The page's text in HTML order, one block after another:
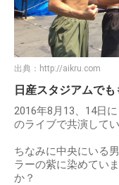
出典： http://aikru.com
日産スタジアムで
2016年8月13、14日
のライブで共演してい
ちなみに中央にいる
ラーの紫に染めてい
か？